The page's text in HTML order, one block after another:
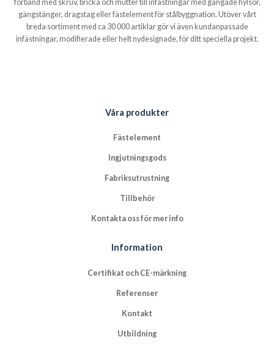
förband med skruv, bricka och mutter till infästningar med gängade hylsor,
gängstänger, dragstag eller fästelement för stålbyggnation. Utöver vårt
breda sortiment med ca 30 000 artiklar gör vi även kundanpassade
infästningar, modifierade eller helt nydesignade, för ditt speciella projekt.
Våra produkter
Fästelement
Ingjutningsgods
Fabriksutrustning
Tillbehör
Kontakta oss för mer info
Information
Certifikat och CE-märkning
Referenser
Kontakt
Utbildning